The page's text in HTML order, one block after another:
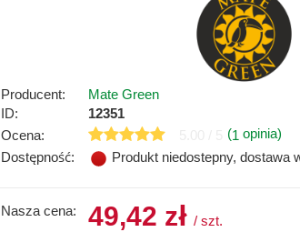
Producent:
Mate Green
ID:
12351
Ocena:
(1 opinia)
Dostępność:
Produkt niedostepny, dostawa
Nasza cena: 49,42 zł / szt.